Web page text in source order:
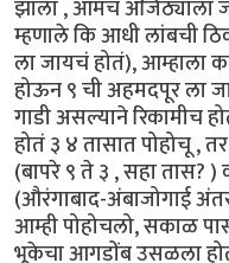
झाला , आमचं अजिंठ्याला
म्हणाले कि आधी लांबची
ला जायचं होतं), आम्हाला
होऊन ९ ची अहमदपूर ला
गाडी असल्याने रिकामीच
होतं ३ ४ तासात पोहोचू ,
(बापरे ९ ते ३ , सहा तास?
(औरंगाबाद-अंबाजोगाई
आम्ही पोहोचलो, सकाळ
भूकेचा आगडोंब उसळला